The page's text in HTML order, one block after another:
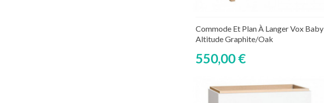
Commode Et Plan À Langer Vox Baby
Altitude Graphite/Oak
550,00 €